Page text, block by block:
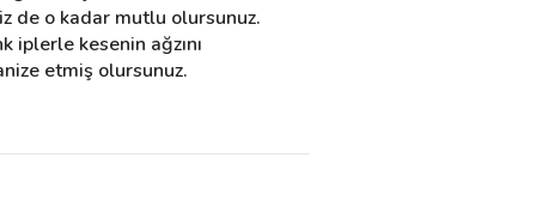
de o kadar mutlu olursunuz.
iplerle kesenin ağzını
etmiş olursunuz.